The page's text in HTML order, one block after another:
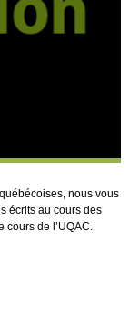
nous vous
écrits au cours des
cours de l’UQAC.